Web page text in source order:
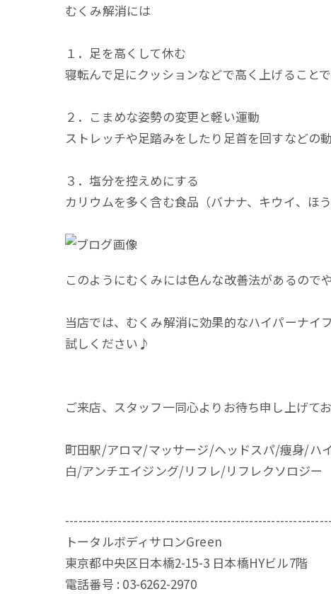
むくみ解消には
１．足を高くして休む
寝転んで足にクッションなどで高く上げること
２．こまめな姿勢の変更と軽い運動
ストレッチや足踏みをしたり足首を回すなどの
３．塩分を控えめにする
カリウムを多く含む食品（バナナ、キウイ、ほ
このようにむくみには色んな改善法があるので
当店では、むくみ解消に効果的なハイパーナイ
試しください♪
ご来店、スタッフ一同心よりお待ち申し上げてお
町田駅/アロマ/マッサージ/ヘッドスパ/痩身/ハ
白/アンチエイジング/リフレ/リフレクソロジー
トータルボディサロンGreen
東京都中央区日本橋2-15-3 日本橋HYビル7階
電話番号 : 03-6262-2970